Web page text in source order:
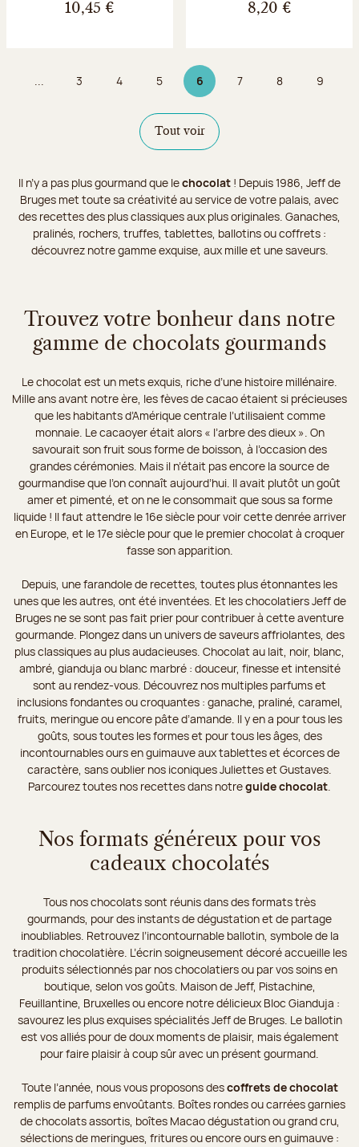
10,45 € 8,20 €
... Page
3 Page
4 Page
5 6Page 6 sur 9
Page
7 Page
8 Page
9
Tout voir
Il n’y a pas plus gourmand que lechocolat ! Depuis 1986, Jeff de
Bruges met toute sa créativité au service de votre palais, avec
des recettes des plus classiques aux plus originales. Ganaches,
pralinés, rochers, truffes, tablettes, ballotins ou coffrets :
découvrez notre gamme exquise, aux mille et une saveurs.
Trouvez votre bonheur dans notre
gamme de chocolats gourmands
Le chocolat est un mets exquis, riche d’une histoire millénaire.
Mille ans avant notre ère, les fèves de cacao étaient si précieuses
que les habitants d’Amérique centrale l’utilisaient comme
monnaie. Le cacaoyer était alors « l’arbre des dieux ». On
savourait son fruit sous forme de boisson, à l’occasion des
grandes cérémonies. Mais il n’était pas encore la source de
gourmandise que l’on connaît aujourd’hui. Il avait plutôt un goût
amer et pimenté, et on ne le consommait que sous sa forme
liquide ! Il faut attendre le 16e siècle pour voir cette denrée arriver
en Europe, et le 17e siècle pour que le premier chocolat à croquer
fasse son apparition.
Depuis, une farandole de recettes, toutes plus étonnantes les
unes que les autres, ont été inventées. Et les chocolatiers Jeff de
Bruges ne se sont pas fait prier pour contribuer à cette aventure
gourmande. Plongez dans un univers de saveurs affriolantes, des
plus classiques au plus audacieuses. Chocolat au lait, noir, blanc,
ambré, gianduja ou blanc marbré : douceur, finesse et intensité
sont au rendez-vous. Découvrez nos multiples parfums et
inclusions fondantes ou croquantes : ganache, praliné, caramel,
fruits, meringue ou encore pâte d’amande. Il y en a pour tous les
goûts, sous toutes les formes et pour tous les âges, des
incontournables ours en guimauve aux tablettes et écorces de
caractère, sans oublier nos iconiques Juliettes et Gustaves.
Parcourez toutes nos recettes dans notreguide chocolat
Nos formats généreux pour vos
cadeaux chocolatés
Tous nos chocolats sont réunis dans des formats très
gourmands, pour des instants de dégustation et de partage
inoubliables. Retrouvez l’incontournable ballotin, symbole de la
tradition chocolatière. L’écrin soigneusement décoré accueille les
produits sélectionnés par nos chocolatiers ou par vos soins en
boutique, selon vos goûts. Maison de Jeff, Pistachine,
Feuillantine, Bruxelles ou encore notre délicieux Bloc Gianduja :
savourez les plus exquises spécialités Jeff de Bruges. Le ballotin
est vos alliés pour de doux moments de plaisir, mais également
pour faire plaisir à coup sûr avec un présent gourmand.
Toute l’année, nous vous proposons descoffrets de chocolat
remplis de parfums envoûtants. Boîtes rondes ou carrées garnies
de chocolats assortis, boîtes Macao dégustation ou grand cru,
sélections de meringues, fritures ou encore ours en guimauve :